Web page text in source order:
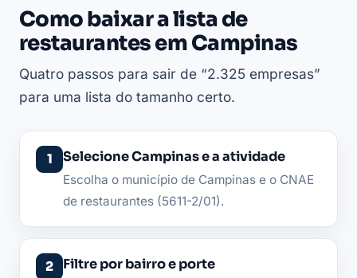
Como baixar a lista de
restaurantes em Campinas
Quatro passos para sair de “2.325 empresas”
para uma lista do tamanho certo.
Selecione Campinas e a atividade
Escolha o município de Campinas e o CNAE
de restaurantes (5611-2/01).
Filtre por bairro e porte